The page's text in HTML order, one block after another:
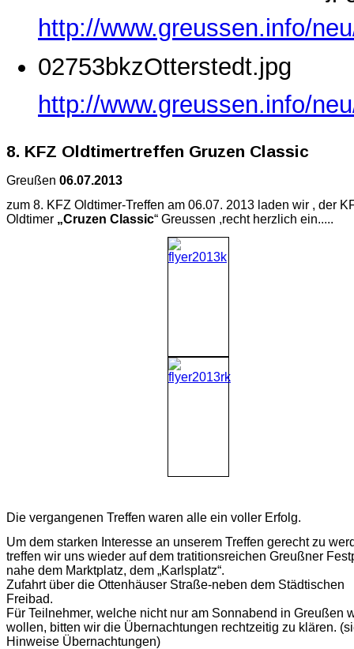
http://www.greussen.info/
02753bkzOtterstedt.jpg
http://www.greussen.info/
8. KFZ Oldtimertreffen Gruzen Classic
Greußen 06.07.2013
zum 8. KFZ Oldtimer-Treffen am 06.07. 2013 laden wir , der
Oldtimer „Cruzen Classic“ Greussen ,recht herzlich ein.....
Die vergangenen Treffen waren alle ein voller Erfolg.
Um dem starken Interesse an unserem Treffen gerecht zu
treffen wir uns wieder auf dem tratitionsreichen Greußner
nahe dem Marktplatz, dem „Karlsplatz“.
Zufahrt über die Ottenhäuser Straße-neben dem Städtischen
Freibad.
Für Teilnehmer, welche nicht nur am Sonnabend in Greußen
wollen, bitten wir die Übernachtungen rechtzeitig zu klären.
Hinweise Übernachtungen)